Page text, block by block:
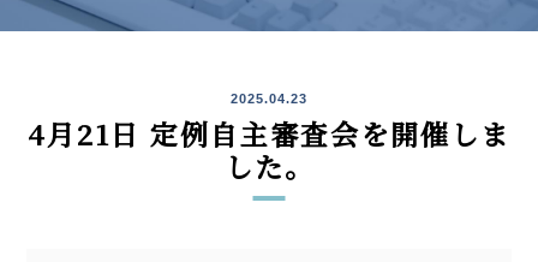
2025.04.23
4月21日 定例自主審査会を開催しま
した。